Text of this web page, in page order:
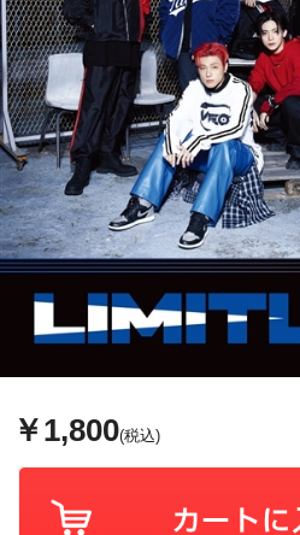
￥1,800(税込)